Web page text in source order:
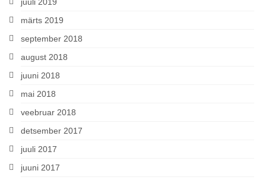
märts 2019
september 2018
august 2018
juuni 2018
mai 2018
veebruar 2018
detsember 2017
juuli 2017
juuni 2017